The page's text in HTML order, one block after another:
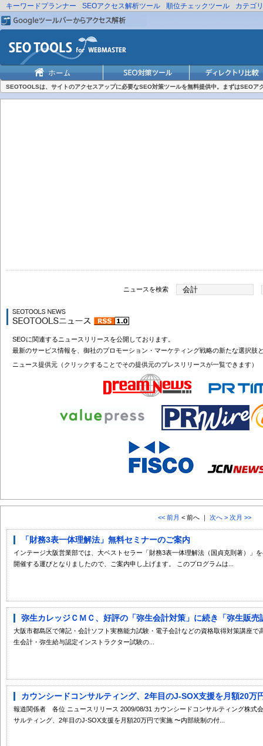
キーワードプランナー SEOアクセス解析ツール 順位チェックツール カテゴ
SEOTOOLSは、サイトのアクセスアップに必要なSEO対策ツールを無料提供中。まずはSEOア
ニュースを検索
SEOに関連するニュースリリースを公開しております。
最新のサービス情報を、御社のプロモーション・マーケティング戦略の新たな選択肢
ニュース提供元（クリックすることでその提供元のプレスリリースが一覧できます）
<< 前月 < 前へ ｜ 次へ > 次月 >>
「財務3表一体理解法」無料セミナーのご案内
インテージ大阪営業部では、大ベストセラー「財務3表一体理解法（国貞克則著）」
開催する運びとなりましたので、ご案内申し上げます。 このプログラムは...
弥生カレッジＣＭＣ、好評の「弥生会計対策」に続き「弥生販売
大阪市都島区で簿記・会計ソフト実務能力試験・電子会計などの資格取得対策講座
生会計・弥生給与認定インストラクター試験の...
カウンシードコンサルティング、2年目のJ-SOX支援を月額20万
報道関係者 各位 ニュースリリース 2009/08/31 カウンシードコンサルティング株式
サルティング、2年目のJ-SOX支援を月額20万円で実施 〜内部統制の付...